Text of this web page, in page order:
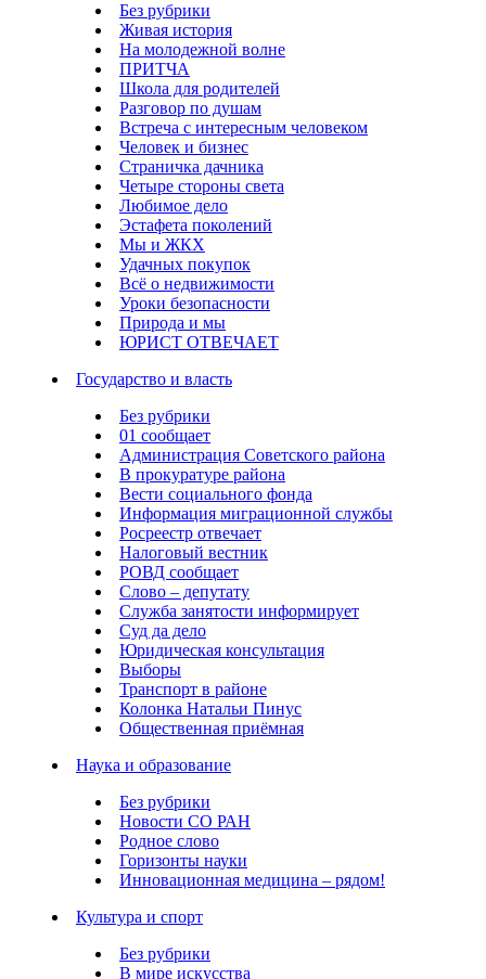
Без рубрики
Живая история
На молодежной волне
ПРИТЧА
Школа для родителей
Разговор по душам
Встреча с интересным человеком
Человек и бизнес
Страничка дачника
Четыре стороны света
Любимое дело
Эстафета поколений
Мы и ЖКХ
Удачных покупок
Всё о недвижимости
Уроки безопасности
Природа и мы
ЮРИСТ ОТВЕЧАЕТ
Государство и власть
Без рубрики
01 сообщает
Администрация Советского района
В прокуратуре района
Вести социального фонда
Информация миграционной службы
Росреестр отвечает
Налоговый вестник
РОВД сообщает
Слово – депутату
Служба занятости информирует
Суд да дело
Юридическая консультация
Выборы
Транспорт в районе
Колонка Натальи Пинус
Общественная приёмная
Наука и образование
Без рубрики
Новости СО РАН
Родное слово
Горизонты науки
Инновационная медицина – рядом!
Культура и спорт
Без рубрики
В мире искусства